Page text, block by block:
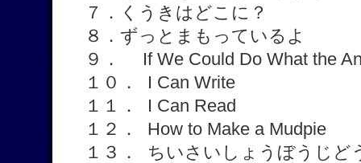
７．くうきはどこに？
８．ずっとまもっているよ
９． If We Could Do What the
１０． I Can Write
１１． I Can Read
１２． How to Make a Mudpie
１３． ちいさいしょうぼうじど